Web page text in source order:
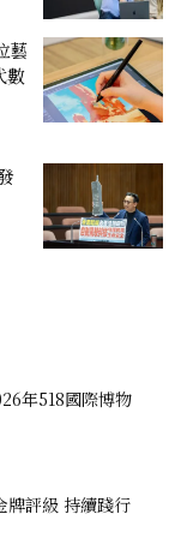
藝
數
年518國際博物
評級 持續踐行